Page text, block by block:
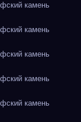
камень
камень
камень
камень
камень